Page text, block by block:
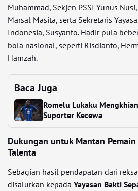
Muhammad, Sekjen PSSI Yunus
Marsal Masita, serta Sekretaris
Indonesia, Susyanto. Hadir pula
bola nasional, seperti Risdianto,
Hamzah.
Baca Juga
Romelu Lukaku
Suporter Kecewa
Dukungan untuk Mantan
Talenta
Sebagian hasil pendapatan dari
disalurkan kepada Yayasan Bakti